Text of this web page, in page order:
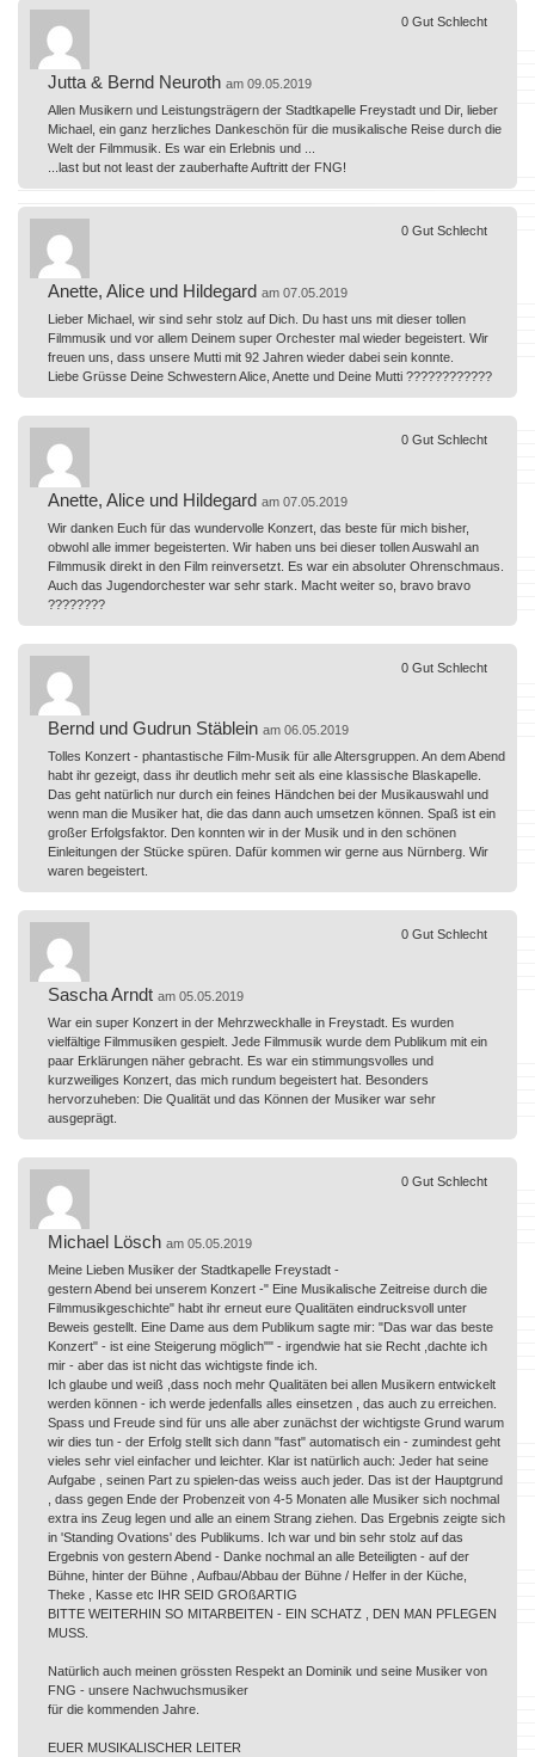
Jutta & Bernd Neuroth am 09.05.2019
Allen Musikern und Leistungsträgern der Stadtkapelle Freystadt und Dir, lieber
Michael, ein ganz herzliches Dankeschön für die musikalische Reise durch die
Welt der Filmmusik. Es war ein Erlebnis und ...
...last but not least der zauberhafte Auftritt der FNG!
0 Gut Schlecht
Anette, Alice und Hildegard am 07.05.2019
Lieber Michael, wir sind sehr stolz auf Dich. Du hast uns mit dieser tollen
Filmmusik und vor allem Deinem super Orchester mal wieder begeistert. Wir
freuen uns, dass unsere Mutti mit 92 Jahren wieder dabei sein konnte.
Liebe Grüsse Deine Schwestern Alice, Anette und Deine Mutti ????????????
0 Gut Schlecht
Anette, Alice und Hildegard am 07.05.2019
Wir danken Euch für das wundervolle Konzert, das beste für mich bisher,
obwohl alle immer begeisterten. Wir haben uns bei dieser tollen Auswahl an
Filmmusik direkt in den Film reinversetzt. Es war ein absoluter Ohrenschmaus.
Auch das Jugendorchester war sehr stark. Macht weiter so, bravo bravo
????????
0 Gut Schlecht
Bernd und Gudrun Stäblein am 06.05.2019
Tolles Konzert - phantastische Film-Musik für alle Altersgruppen. An dem Abend
habt ihr gezeigt, dass ihr deutlich mehr seit als eine klassische Blaskapelle.
Das geht natürlich nur durch ein feines Händchen bei der Musikauswahl und
wenn man die Musiker hat, die das dann auch umsetzen können. Spaß ist ein
großer Erfolgsfaktor. Den konnten wir in der Musik und in den schönen
Einleitungen der Stücke spüren. Dafür kommen wir gerne aus Nürnberg. Wir
waren begeistert.
0 Gut Schlecht
Sascha Arndt am 05.05.2019
War ein super Konzert in der Mehrzweckhalle in Freystadt. Es wurden
vielfältige Filmmusiken gespielt. Jede Filmmusik wurde dem Publikum mit ein
paar Erklärungen näher gebracht. Es war ein stimmungsvolles und
kurzweiliges Konzert, das mich rundum begeistert hat. Besonders
hervorzuheben: Die Qualität und das Können der Musiker war sehr
ausgeprägt.
0 Gut Schlecht
Michael Lösch am 05.05.2019
Meine Lieben Musiker der Stadtkapelle Freystadt -
gestern Abend bei unserem Konzert -" Eine Musikalische Zeitreise durch die
Filmmusikgeschichte" habt ihr erneut eure Qualitäten eindrucksvoll unter
Beweis gestellt. Eine Dame aus dem Publikum sagte mir: "Das war das beste
Konzert" - ist eine Steigerung möglich"" - irgendwie hat sie Recht ,dachte ich
mir - aber das ist nicht das wichtigste finde ich.
Ich glaube und weiß ,dass noch mehr Qualitäten bei allen Musikern entwickelt
werden können - ich werde jedenfalls alles einsetzen , das auch zu erreichen.
Spass und Freude sind für uns alle aber zunächst der wichtigste Grund warum
wir dies tun - der Erfolg stellt sich dann "fast" automatisch ein - zumindest geht
vieles sehr viel einfacher und leichter. Klar ist natürlich auch: Jeder hat seine
Aufgabe , seinen Part zu spielen-das weiss auch jeder. Das ist der Hauptgrund
, dass gegen Ende der Probenzeit von 4-5 Monaten alle Musiker sich nochmal
extra ins Zeug legen und alle an einem Strang ziehen. Das Ergebnis zeigte sich
in 'Standing Ovations' des Publikums. Ich war und bin sehr stolz auf das
Ergebnis von gestern Abend - Danke nochmal an alle Beteiligten - auf der
Bühne, hinter der Bühne , Aufbau/Abbau der Bühne / Helfer in der Küche,
Theke , Kasse etc IHR SEID GROßARTIG
BITTE WEITERHIN SO MITARBEITEN - EIN SCHATZ , DEN MAN PFLEGEN
MUSS.
Natürlich auch meinen grössten Respekt an Dominik und seine Musiker von
FNG - unsere Nachwuchsmusiker
für die kommenden Jahre.
EUER MUSIKALISCHER LEITER
0 Gut Schlecht